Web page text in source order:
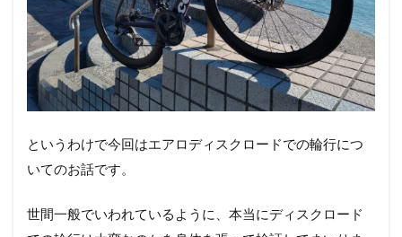
というわけで今回はエアロディスクロードでの輪行につ
いてのお話です。
世間一般でいわれているように、本当にディスクロード